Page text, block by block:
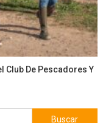
Club De Pescadores Y
Buscar: